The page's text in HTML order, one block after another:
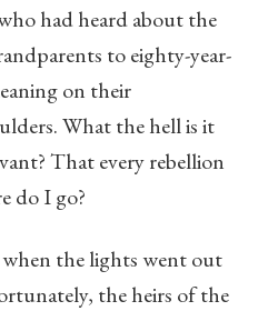
had heard about the
to eighty-year-
on their
What the hell is it
That every rebellion
do I go?
the lights went out
the heirs of the